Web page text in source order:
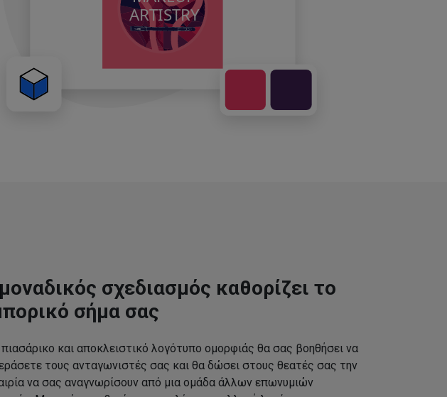
σχεδιασμός καθορίζει το
σήμα σας
και αποκλειστικό λογότυπο ομορφιάς θα σας βοηθήσει να
τους ανταγωνιστές σας και θα δώσει στους θεατές σας την
να σας αναγνωρίσουν από μια ομάδα άλλων επωνυμιών